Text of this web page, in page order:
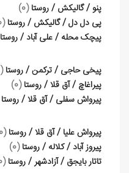
پنو / گالیکش / روستا (0)
پی دل دل / گالیکش / روستا (0)
پیچک محله / علی آباد / روستا
پیخی حاجی / ترکمن / روستا (0)
پیراغاچ / آق قلا / روستا (0)
پیرواش سفلی / آق قلا / روستا
پیرواش علیا / آق قلا / روستا (0)
پیروز آباد / کلاله / روستا (0)
تاتار بایجق / آزادشهر / روستا (0)